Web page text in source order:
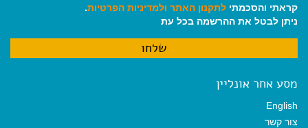
קראתי והסכמתי לתקנון האתר ולמדיניות הפרטיות.
ניתן לבטל את ההרשמה בכל עת
מסע אחר אונליין
English
צור קשר